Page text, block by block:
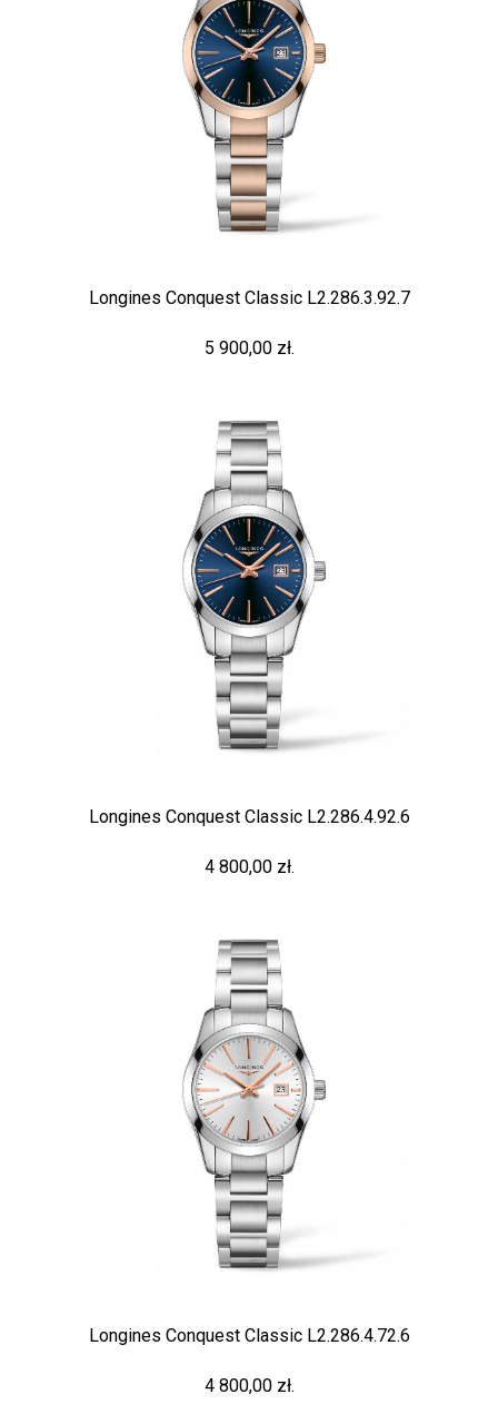
Longines Conquest Classic L2.286.3.92.7
5 900,00 zł.
Longines Conquest Classic L2.286.4.92.6
4 800,00 zł.
Longines Conquest Classic L2.286.4.72.6
4 800,00 zł.